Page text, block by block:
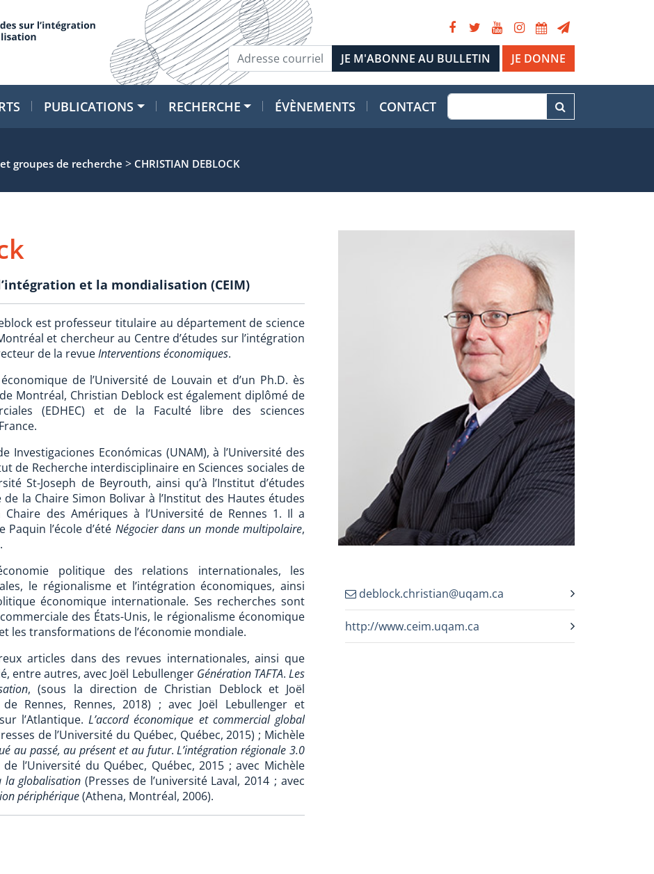
JE DONNE
PUBLICATIONS RECHERCHE ÉVÈNEMENTS CONTACT
groupes de recherche > CHRISTIAN DEBLOCK
et la mondialisation (CEIM)
est professeur titulaire au département de science
et chercheur au Centre d’études sur l’intégration
de la revueInterventions économiques.
de l’Université de Louvain et d’un Ph.D. ès
Montréal, Christian Deblock est également diplômé de
(EDHEC) et de la Faculté libre des sciences
Investigaciones Económicas (UNAM), à l’Université des
de Recherche interdisciplinaire en Sciences sociales de
St-Joseph de Beyrouth, ainsi qu’à l’Institut d’études
la Chaire Simon Bolivar à l’Institut des Hautes études
des Amériques à l’Université de Rennes 1. Il a
l’école d’été Négocier dans un monde multipolaire,
politique des relations internationales, les
le régionalisme et l’intégration économiques, ainsi
économique internationale. Ses recherches sont
des États-Unis, le régionalisme économique
les transformations de l’économie mondiale.
articles dans des revues internationales, ainsi que
entre autres, avec Joël Lebullenger Génération TAFTA.Les
, (sous la direction de Christian Deblock et Joël
Rennes, Rennes, 2018) ; avec Joël Lebullenger et
l’Atlantique.L’accord économique et commercial global
de l’Université du Québec, Québec, 2015) ; Michèle
au passé, au présent et au futur.L’intégration régionale 3.0
de l’Université du Québec, Québec, 2015 ; avec Michèle
la globalisation (Presses de l’université Laval, 2014 ; avec
périphérique(Athena, Montréal, 2006).
deblock.christian@uqam.ca
http://www.ceim.uqam.ca